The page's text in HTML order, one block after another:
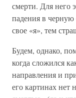
смерти. Для него
падения в черную
свое «я», тем
Будем, однако,
когда сложился
направления и
его картинах нет